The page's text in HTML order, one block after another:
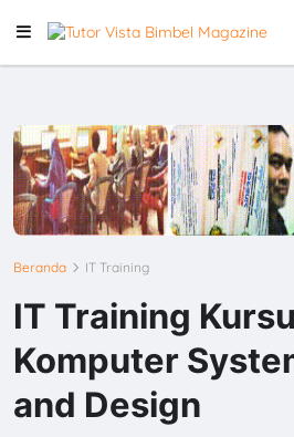
Beranda IT Training
IT Training
Komputer
and Design